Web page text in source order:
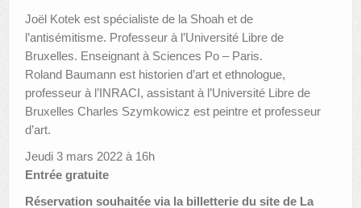
Joël Kotek est spécialiste de la Shoah et de
l’antisémitisme. Professeur à l’Université Libre de
Bruxelles. Enseignant à Sciences Po – Paris.
Roland Baumann est historien d’art et ethnologue,
professeur à l’INRACI, assistant à l’Université Libre de
Bruxelles Charles Szymkowicz est peintre et professeur
d’art.
Jeudi 3 mars 2022 à 16h
Entrée gratuite
Réservation souhaitée via la billetterie du site de La